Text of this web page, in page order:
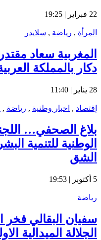
22 فبراير | 19:25
المرأة , رياضة , سلايدر
المغربية سعاد
دكار بالمملكة
28 يناير | 11:40
إقتصاد , اخبار وطنية , رياضة ,
بلاغ الصحفي…
الوطنية للتنمية
الشق
5 أكتوبر | 19:53
رياضة
سفيان البقالي
الجلالة الميدالية